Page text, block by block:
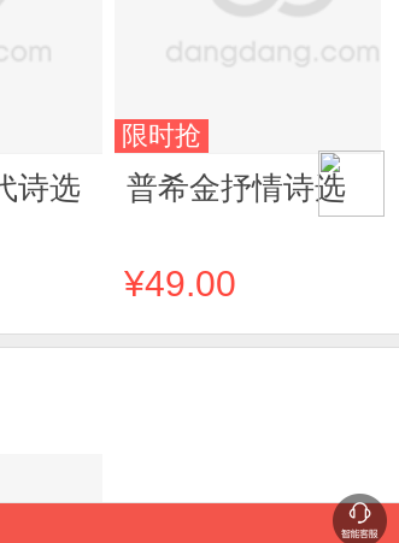
诗选
限时抢
普希金抒情诗选
¥49.00